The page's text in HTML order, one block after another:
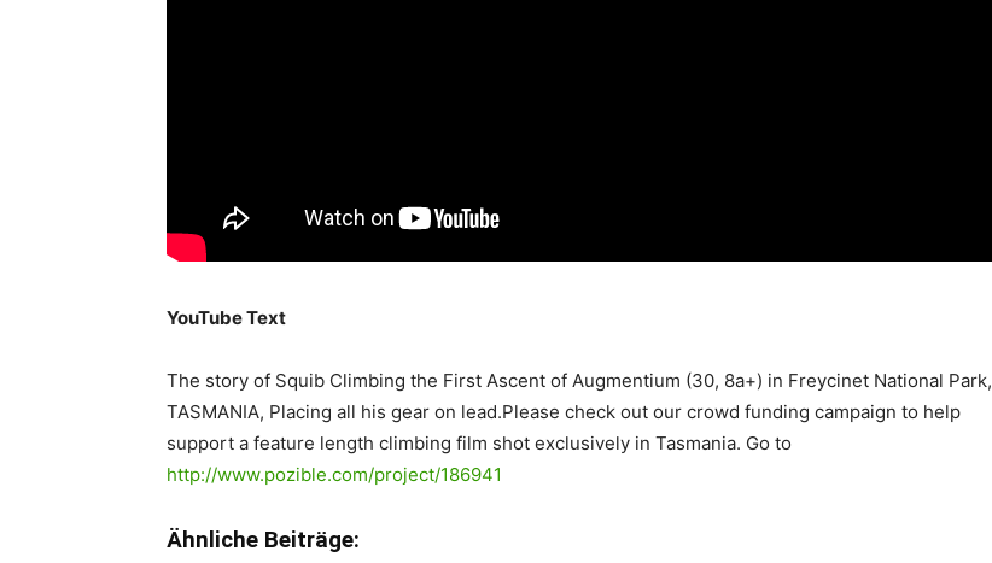
YouTube Text
The story of Squib Climbing the First Ascent of Augmentium (30, 8a+) in Freycinet National Park,
TASMANIA, Placing all his gear on lead.Please check out our crowd funding campaign to help
support a feature length climbing film shot exclusively in Tasmania. Go to
http://www.pozible.com/project/186941
Ähnliche Beiträge: